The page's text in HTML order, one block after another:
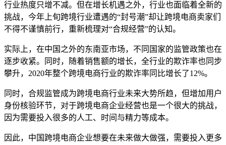
行业热度只增不减。但在增长机遇之外，行业也面临着全新的
挑战，今年上旬跨境行业遭遇的“封号潮”却让跨境电商卖家们
不得不谨慎前行，重新梳理对“合规经营”的认知。
实际上，在中国之外的东南亚市场，不同国家的监管政策也在
逐步收紧。同时，随着销售额的增长，全行业的欺诈率也同步
攀升，2020年整个跨境电商行业的欺诈率同比增长了12%。
同时，合规监管成为跨境电商行业未来大势所趋，但增加用户
身份核验环节，对于跨境电商企业经营也是一个很大的挑战，
因为需要投入很多的人工、时间与精力等成本。
因此，中国跨境电商企业想要在未来做大做强，需要投入更多